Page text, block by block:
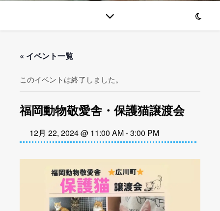
« イベント一覧
このイベントは終了しました。
福岡動物敬愛舎・保護猫譲渡会
12月 22, 2024 @ 11:00 AM-3:00 PM